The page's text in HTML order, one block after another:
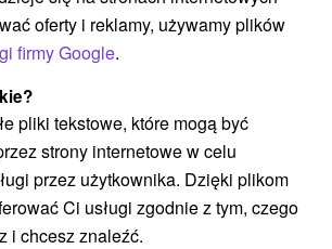
Sporty(2)
Źródła(3)
(1) Ośrodek narciarski
(1) Chaty górskie (1)
konna (1)
(2) Zamki, pałace, ruiny
oferty i reklamy, używamy plików
firmy Google.
pliki tekstowe, które mogą być
strony internetowe w celu
przez użytkownika. Dzięki plikom
Ci usługi zgodnie z tym, czego
i chcesz znaleźć.